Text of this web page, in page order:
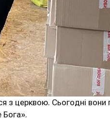
з церквою. Сьогодні
Бога».